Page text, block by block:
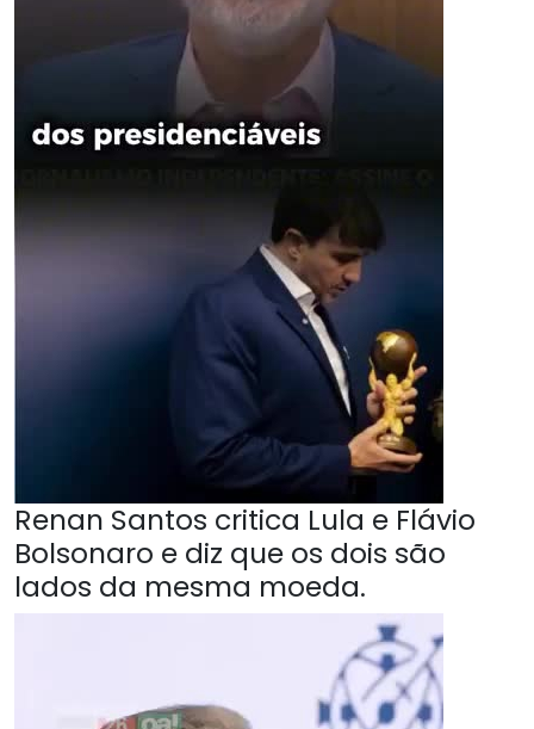
Renan Santos critica Lula e Flávio
Bolsonaro e diz que os dois são
lados da mesma moeda.